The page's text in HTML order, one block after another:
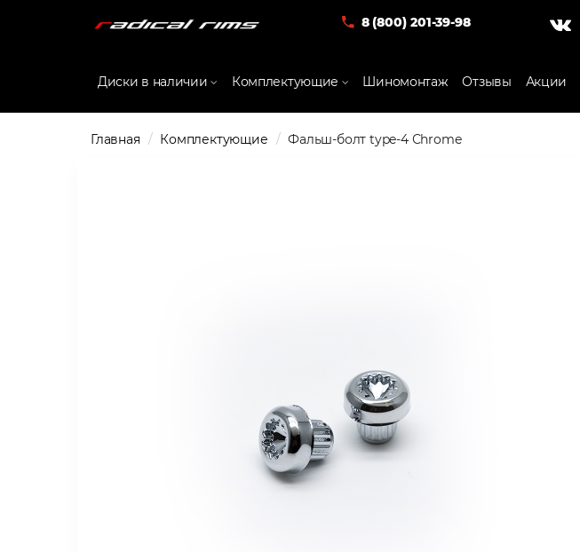
8 (800) 201-39-98
Диски в наличии Комплектующие Шиномонтаж Отзывы Акции
Главная Комплектующие Фальш-болт type-4 Сhrome